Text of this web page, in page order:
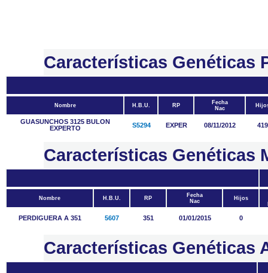
Características Genéticas
Nombre H.B.U. RP
Fecha
Nac
GUASUNCHOS 3125 BULON
EXPERTO
S5294 EXPER 08/11/2012 419
Características Genéticas
Nombre H.B.U. RP
Fecha
Nac
Hijos
PERDIGUERA A 351 5607 351 01/01/2015 0
Características Genéticas